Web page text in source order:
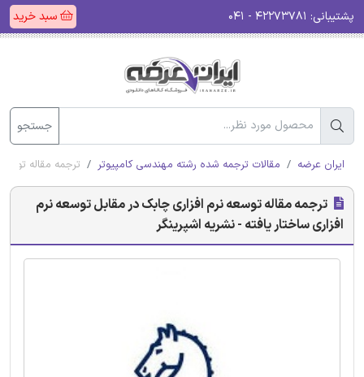
پشتیبانی: سبد خرید
جستجو
ایران عرضه مقالات ترجمه شده رشته مهندسی کامپیوتر ترجمه مقاله
ترجمه مقاله توسعه نرم افزاری چابک در مقابل توسعه نرم
افزاری ساختار یافته - نشریه اشپرینگر